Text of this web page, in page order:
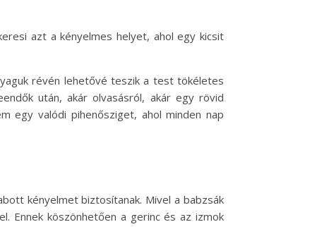
azt a kényelmes helyet, ahol egy kicsit
révén lehetővé teszik a test tökéletes
után, akár olvasásról, akár egy rövid
egy valódi pihenősziget, ahol minden nap
kényelmet biztosítanak. Mivel a babzsák
Ennek köszönhetően a gerinc és az izmok